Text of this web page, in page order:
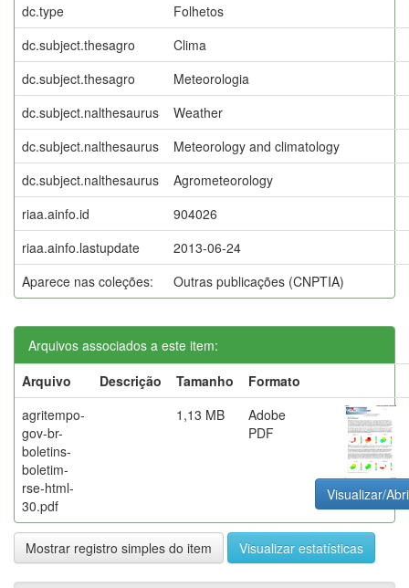
dc.type
Folhetos
dc.subject.thesagro
Clima
dc.subject.thesagro
Meteorologia
dc.subject.nalthesaurus
Weather
dc.subject.nalthesaurus
Meteorology and climatology
dc.subject.nalthesaurus
Agrometeorology
riaa.ainfo.id
904026
riaa.ainfo.lastupdate
2013-06-24
Aparece nas coleções:
Outras publicações (CNPTIA)
Arquivos associados a este item:
Arquivo
Descrição Tamanho
Formato
agritempo-
gov-br-
boletins-
boletim-
rse-html-
30.pdf
1,13 MB
Adobe
PDF
Visualizar/
Mostrar registro simples do item Visualizar estatísticas